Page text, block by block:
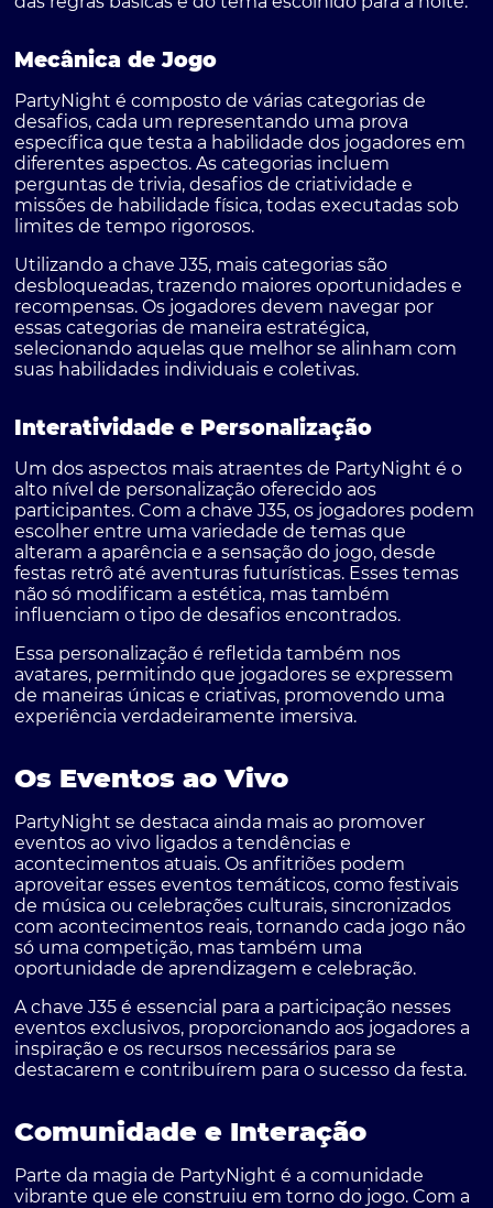
Mecânica de Jogo
PartyNight é composto de várias categorias de
desafios, cada um representando uma prova
específica que testa a habilidade dos jogadores em
diferentes aspectos. As categorias incluem
perguntas de trivia, desafios de criatividade e
missões de habilidade física, todas executadas sob
limites de tempo rigorosos.
Utilizando a chave J35, mais categorias são
desbloqueadas, trazendo maiores oportunidades e
recompensas. Os jogadores devem navegar por
essas categorias de maneira estratégica,
selecionando aquelas que melhor se alinham com
suas habilidades individuais e coletivas.
Interatividade e Personalização
Um dos aspectos mais atraentes de PartyNight é o
alto nível de personalização oferecido aos
participantes. Com a chave J35, os jogadores podem
escolher entre uma variedade de temas que
alteram a aparência e a sensação do jogo, desde
festas retrô até aventuras futurísticas. Esses temas
não só modificam a estética, mas também
influenciam o tipo de desafios encontrados.
Essa personalização é refletida também nos
avatares, permitindo que jogadores se expressem
de maneiras únicas e criativas, promovendo uma
experiência verdadeiramente imersiva.
Os Eventos ao Vivo
PartyNight se destaca ainda mais ao promover
eventos ao vivo ligados a tendências e
acontecimentos atuais. Os anfitriões podem
aproveitar esses eventos temáticos, como festivais
de música ou celebrações culturais, sincronizados
com acontecimentos reais, tornando cada jogo não
só uma competição, mas também uma
oportunidade de aprendizagem e celebração.
A chave J35 é essencial para a participação nesses
eventos exclusivos, proporcionando aos jogadores a
inspiração e os recursos necessários para se
destacarem e contribuírem para o sucesso da festa.
Comunidade e Interação
Parte da magia de PartyNight é a comunidade
vibrante que ele construiu em torno do jogo. Com a